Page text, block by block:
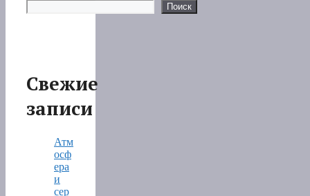
Поиск
Свежие
записи
Атм
осф
ера
и
сер